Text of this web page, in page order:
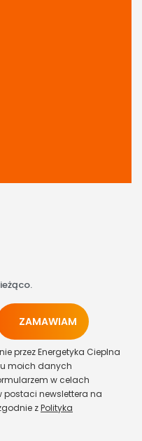
przez Energetyka Cieplna
moich danych
w celach
postaci newslettera na
zPolityka